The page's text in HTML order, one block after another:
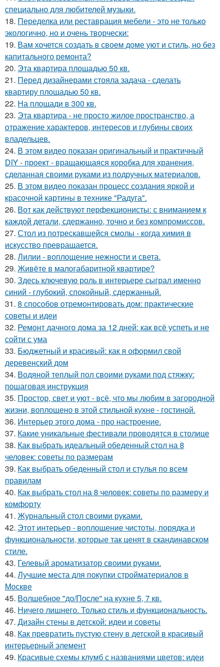
специально для любителей музыки.
18. Переделка или реставрация мебели - это не только
экологично, но и очень творчески:
19. Вам хочется создать в своем доме уют и стиль, но без
капитального ремонта?
20. Эта квартира площадью 50 кв.
21. Перед дизайнерами стояла задача - сделать
квартиру площадью 50 кв.
22. На площади в 300 кв.
23. Эта квартира - не просто жилое пространство, а
отражение характеров, интересов и глубины своих
владельцев.
24. В этом видео показан оригинальный и практичный
DIY - проект - вращающаяся коробка для хранения,
сделанная своими руками из подручных материалов.
25. В этом видео показан процесс создания яркой и
красочной картины в технике "Радуга".
26. Вот как действуют перфекционисты: с вниманием к
каждой детали, сдержанно, точно и без компромиссов.
27. Стол из потрескавшейся смолы - когда химия в
искусство превращается.
28. Лилии - воплощение нежности и света.
29. Живёте в малогабаритной квартире?
30. Здесь ключевую роль в интерьере сыграл именно
синий - глубокий, спокойный, сдержанный.
31. 8 способов отремонтировать дом: практические
советы и идеи
32. Ремонт дачного дома за 12 дней: как всё успеть и не
сойти с ума
33. Бюджетный и красивый: как я оформил свой
деревенский дом
34. Водяной теплый пол своими руками под стяжку:
пошаговая инструкция
35. Простор, свет и уют - всё, что мы любим в загородной
жизни, воплощено в этой стильной кухне - гостиной.
36. Интерьер этого дома - про настроение.
37. Какие уникальные фестивали проводятся в столице
38. Как выбрать идеальный обеденный стол на 8
человек: советы по размерам
39. Как выбрать обеденный стол и стулья по всем
правилам
40. Как выбрать стол на 8 человек: советы по размеру и
комфорту
41. Журнальный стол своими руками.
42. Этот интерьер - воплощение чистоты, порядка и
функциональности, которые так ценят в скандинавском
стиле.
43. Гелевый ароматизатор своими руками.
44. Лучшие места для покупки стройматериалов в
Москве
45. Волшебное "до/После" на кухне 5, 7 кв.
46. Ничего лишнего. Только стиль и функциональность.
47. Дизайн стены в детской: идеи и советы
48. Как превратить пустую стену в детской в красивый
интерьерный элемент
49. Красивые схемы клумб с названиями цветов: идеи